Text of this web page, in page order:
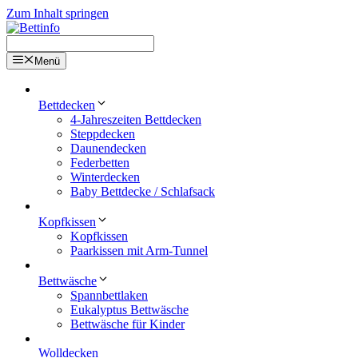
Zum Inhalt springen
Menü
Bettdecken
4-Jahreszeiten Bettdecken
Steppdecken
Daunendecken
Federbetten
Winterdecken
Baby Bettdecke / Schlafsack
Kopfkissen
Kopfkissen
Paarkissen mit Arm-Tunnel
Bettwäsche
Spannbettlaken
Eukalyptus Bettwäsche
Bettwäsche für Kinder
Wolldecken